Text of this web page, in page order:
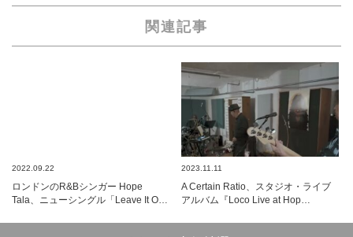
関連記事
2022.09.22
ロンドンのR&Bシンガー Hope
Tala、ニューシングル「Leave It O…
2023.11.11
A Certain Ratio、スタジオ・ライブ
アルバム『Loco Live at Hop…